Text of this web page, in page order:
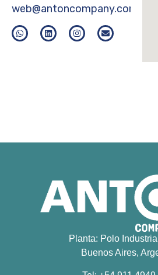
web@antoncompany.com.ar
Planta: Polo
Buenos Aires,